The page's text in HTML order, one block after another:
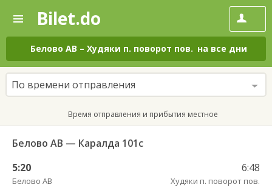
—
Поиск
и
покупка
билетов
на
автобус
онлайн
Bilet.do
Белово АВ – Худяки п. поворот пов. на все дни
По времени отправления
Время отправления и прибытия местное
Белово АВ — Каралда 101с
5:20
Белово АВ
6:48
Худяки п. поворот пов.